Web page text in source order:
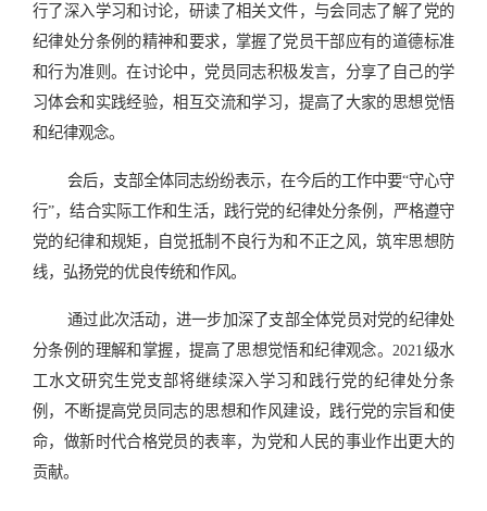
行了深入学习和讨论，研读了相关文件，与会同志了解了党的
纪律处分条例的精神和要求，掌握了党员干部应有的道德标准
和行为准则。在讨论中，党员同志积极发言，分享了自己的学
习体会和实践经验，相互交流和学习，提高了大家的思想觉悟
和纪律观念。
会后，支部全体同志纷纷表示，在今后的工作中要“守心守
行”，结合实际工作和生活，践行党的纪律处分条例，严格遵守
党的纪律和规矩，自觉抵制不良行为和不正之风，筑牢思想防
线，弘扬党的优良传统和作风。
通过此次活动，进一步加深了支部全体党员对党的纪律处
分条例的理解和掌握，提高了思想觉悟和纪律观念。 2021级水
工水文研究生党支部将继续深入学习和践行党的纪律处分条
例，不断提高党员同志的思想和作风建设，践行党的宗旨和使
命，做新时代合格党员的表率，为党和人民的事业作出更大的
贡献。